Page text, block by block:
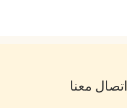
معنا